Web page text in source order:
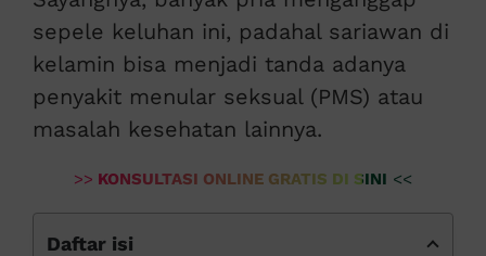
sepele keluhan ini, padahal sariawan di
kelamin bisa menjadi tanda adanya
penyakit menular seksual (PMS) atau
masalah kesehatan lainnya.
>> KONSULTASI ONLINE GRATIS DI SINI <<
Daftar isi